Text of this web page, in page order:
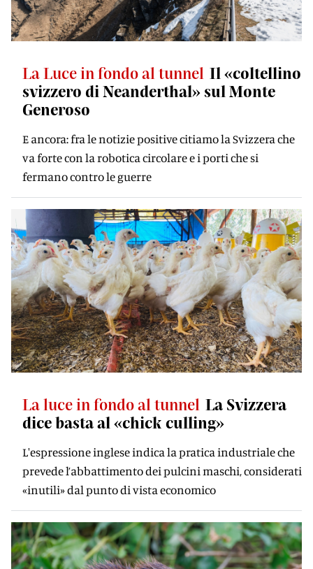
La Luce in fondo al tunnel Il «coltellino
svizzero di Neanderthal» sul Monte
Generoso
E ancora: fra le notizie positive citiamo la Svizzera che
va forte con la robotica circolare e i porti che si
fermano contro le guerre
La luce in fondo al tunnel La Svizzera
dice basta al «chick culling»
L'espressione inglese indica la pratica industriale che
prevede l’abbattimento dei pulcini maschi, considerati
«inutili» dal punto di vista economico